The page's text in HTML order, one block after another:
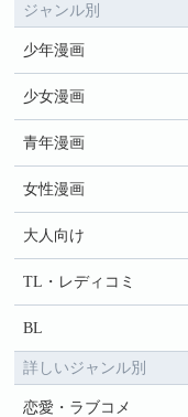
ジャンル別
少年漫画
少女漫画
青年漫画
女性漫画
大人向け
TL・レディコミ
BL
詳しいジャンル別
恋愛・ラブコメ